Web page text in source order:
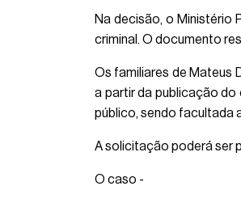
Na decisão, o Ministério
criminal. O documento
Os familiares de Mateus
a partir da publicação do
público, sendo facultada
A solicitação poderá ser
O caso -